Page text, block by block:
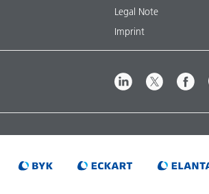
Legal Note
Imprint